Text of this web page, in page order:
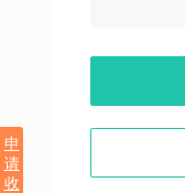
申
请
收